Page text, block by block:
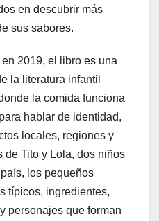
en descubrir más
sus sabores.
2019, el libro es una
la literatura infantil
la comida funciona
hablar de identidad,
locales, regiones y
de Tito y Lola, dos niños
los pequeños
típicos, ingredientes,
personajes que forman